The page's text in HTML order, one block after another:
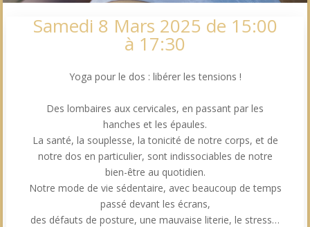
Samedi 8 Mars 2025 de 15:00
à 17:30
Yoga pour le dos : libérer les tensions !
Des lombaires aux cervicales, en passant par les
hanches et les épaules.
La santé, la souplesse, la tonicité de notre corps, et de
notre dos en particulier, sont indissociables de notre
bien-être au quotidien.
Notre mode de vie sédentaire, avec beaucoup de temps
passé devant les écrans,
des défauts de posture, une mauvaise literie, le stress…